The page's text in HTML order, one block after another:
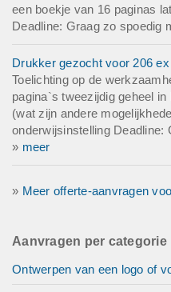
een boekje van 16 paginas
Deadline: Graag zo spoedig
Drukker gezocht voor 206
Toelichting op de
pagina`s tweezijdig geheel
(wat zijn andere
onderwijsinstelling Deadline:
» meer
» Meer offerte-aanvragen
Aanvragen per categorie
Ontwerpen van een logo of